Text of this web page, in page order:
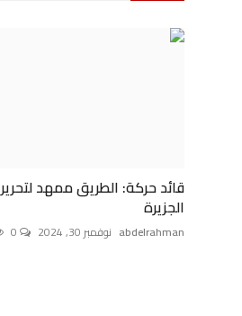
قائد حركة: الطريق ممهد لتحرير
الجزيرة
abdelrahman نوفمبر 30, 2024